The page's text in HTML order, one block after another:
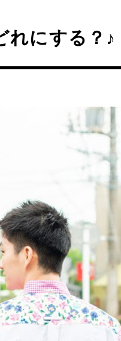
れにする？♪